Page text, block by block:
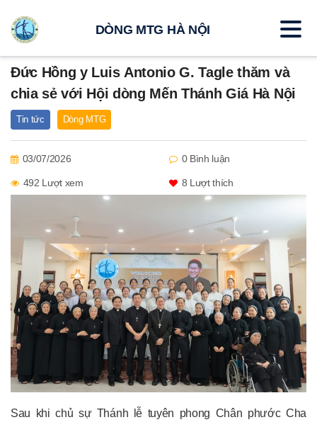
Đức Hồng y Luis Antonio G. Tagle thăm và
chia sẻ với Hội dòng Mến Thánh Giá Hà Nội
Tin tức Dòng MTG
03/07/2026 0 Bình luận
492 Lượt xem 8 Lượt thích
Sau khi chủ sự Thánh lễ tuyên phong Chân phước Cha
DÒNG MTG HÀ NỘI